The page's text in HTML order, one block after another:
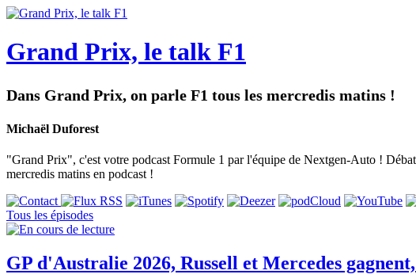
Grand Prix, le talk F1
Dans Grand Prix, on parle F1 tous les mercredis matins !
Michaël Duforest
"Grand Prix", c'est votre podcast Formule 1 par l'équipe de Nextgen-Auto !
mercredis matins en podcast !
Tous les épisodes
GP d'Australie 2026, Russell et Mercedes